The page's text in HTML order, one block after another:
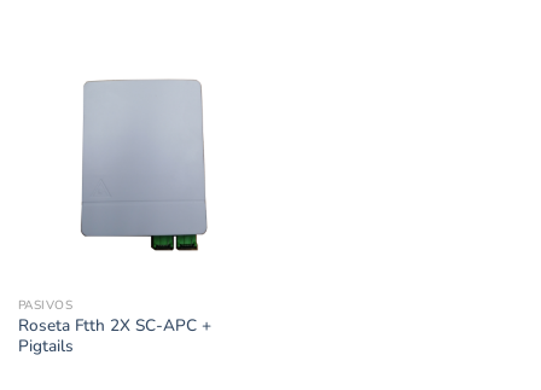
PASIVOS
Roseta Ftth 2X SC-APC +
Pigtails